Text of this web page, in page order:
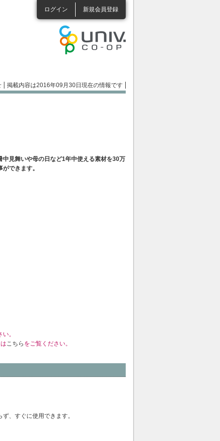
ログイン 新規会員登録
掲載内容は2016年09月30日現在の情報です
見舞いや母の日など1年中使える素材を30万
できます。
。
こちら をご覧ください。
、すぐに使用できます。